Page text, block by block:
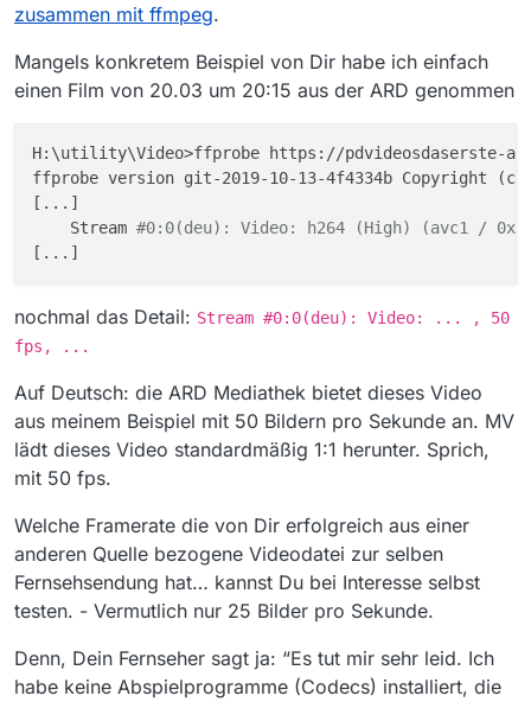
zusammen mit ffmpeg.
Mangels konkretem Beispiel von Dir habe ich einfach
einen Film von 20.03 um 20:15 aus der ARD genommen
H:\utility\Video>ffprobe https://pdvideosdaserste-
ffprobe version git-2019-10-13-4f4334b Copyright (c)
[...]
    Stream
#0:0(deu): Video: h264 (High) (avc1 /
nochmal das Detail: Stream #0:0(deu): Video: ... , 50
fps, ...
Auf Deutsch: die ARD Mediathek bietet dieses Video
aus meinem Beispiel mit 50 Bildern pro Sekunde an. MV
lädt dieses Video standardmäßig 1:1 herunter. Sprich,
mit 50 fps.
Welche Framerate die von Dir erfolgreich aus einer
anderen Quelle bezogene Videodatei zur selben
Fernsehsendung hat… kannst Du bei Interesse selbst
testen. - Vermutlich nur 25 Bilder pro Sekunde.
Denn, Dein Fernseher sagt ja: “Es tut mir sehr leid. Ich
habe keine Abspielprogramme (Codecs) installiert, die